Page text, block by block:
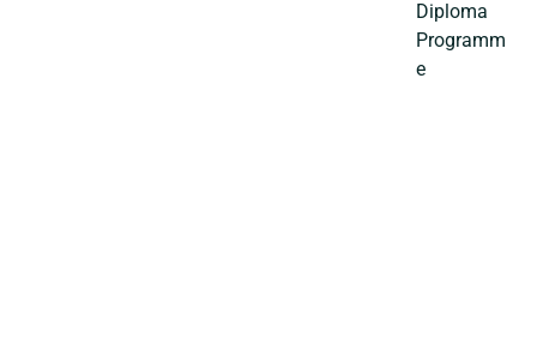
Diploma
Programm
e